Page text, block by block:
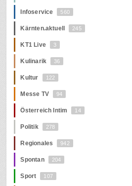
Infoservice 560
Kärnten.aktuell 245
KT1 Live 3
Kulinarik 36
Kultur 122
Messe TV 94
Österreich Intim 14
Politik 278
Regionales 942
Spontan 204
Sport 107